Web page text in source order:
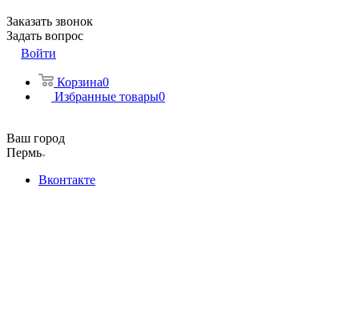
Заказать звонок
Задать вопрос
Войти
Корзина0
Избранные товары0
Ваш город
Пермь
Вконтакте